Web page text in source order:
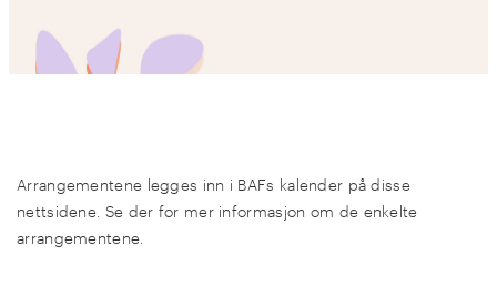
Arrangementene legges inn i BAFs kalender på disse
nettsidene. Se der for mer informasjon om de enkelte
arrangementene.